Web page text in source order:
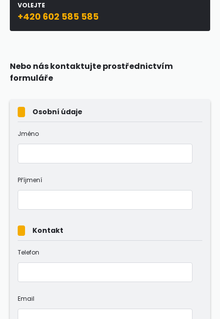
VOLEJTE
+420 602 585 585
Nebo nás kontaktujte prostřednictvím
formuláře
Osobní údaje
Jméno
Příjmení
Kontakt
Telefon
Email